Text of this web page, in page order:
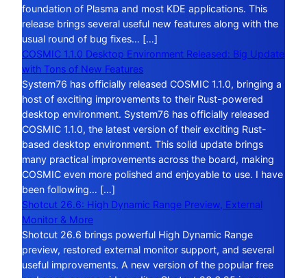
foundation of Plasma and most KDE applications. This
release brings several useful new features along with the
usual round of bug fixes… […]
COSMIC 1.1.0 Desktop Environment Released: Big Update
with Tons of New Features
System76 has officially released COSMIC 1.1.0, bringing a
host of exciting improvements to their Rust-powered
desktop environment. System76 has officially released
COSMIC 1.1.0, the latest version of their exciting Rust-
based desktop environment. This solid update brings
many practical improvements across the board, making
COSMIC even more polished and enjoyable to use. I have
been following… […]
Shotcut 26.6: High Dynamic Range Preview, External
Monitor & More
Shotcut 26.6 brings powerful High Dynamic Range
preview, restored external monitor support, and several
useful improvements. A new version of the popular free